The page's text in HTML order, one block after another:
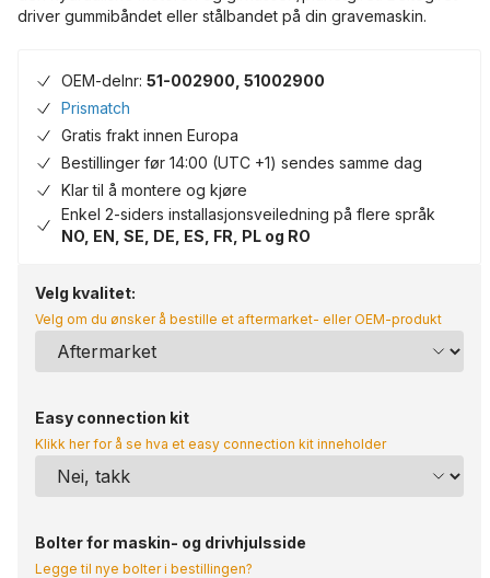
driver gummibåndet eller stålbandet på din gravemaskin.
OEM-delnr: 51-002900, 51002900
Prismatch
Gratis frakt innen Europa
Bestillinger før 14:00 (UTC +1) sendes samme dag
Klar til å montere og kjøre
Enkel 2-siders installasjonsveiledning på flere språk
NO, EN, SE, DE, ES, FR, PL og RO
Velg kvalitet:
Velg om du ønsker å bestille et aftermarket- eller OEM-produkt
Easy connection kit
Klikk her for å se hva et easy connection kit inneholder
Bolter for maskin- og drivhjulsside
Legge til nye bolter i bestillingen?